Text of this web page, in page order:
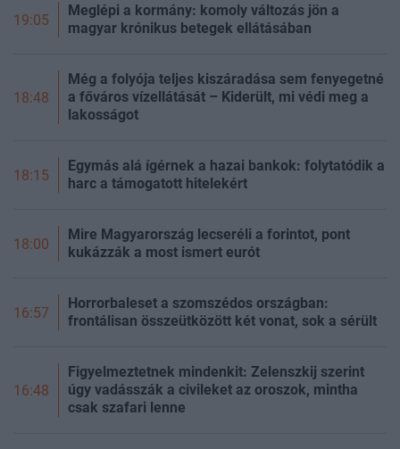
19:05
Meglépi a kormány: komoly változás jön a
magyar krónikus betegek ellátásában
18:48
Még a folyója teljes kiszáradása sem fenyegetné
a főváros vízellátását – Kiderült, mi védi meg a
lakosságot
18:15
Egymás alá ígérnek a hazai bankok: folytatódik a
harc a támogatott hitelekért
18:00
Mire Magyarország lecseréli a forintot, pont
kukázzák a most ismert eurót
16:57
Horrorbaleset a szomszédos országban:
frontálisan összeütközött két vonat, sok a sérült
16:48
Figyelmeztetnek mindenkit: Zelenszkij szerint
úgy vadásszák a civileket az oroszok, mintha
csak szafari lenne